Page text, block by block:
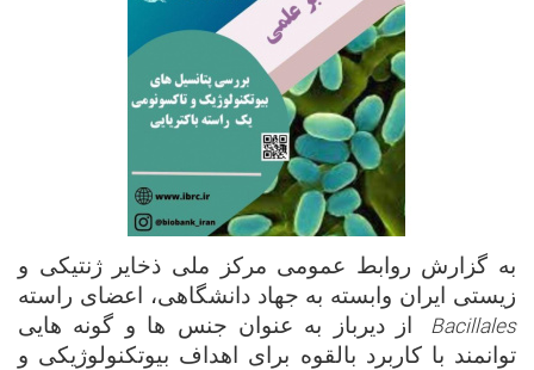
به گزارش روابط عمومی مرکز ملی ذخایر ژنتیکی و
زیستی ایران وابسته به جهاد دانشگاهی، اعضای راسته
Bacillales
از دیرباز به عنوان جنس ها و گونه هایی
توانمند با کاربرد بالقوه برای اهداف بیوتکنولوژیکی و